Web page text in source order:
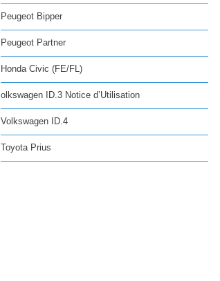
Peugeot Bipper
Peugeot Partner
Honda Civic (FE/FL)
olkswagen ID.3 Notice d’Utilisation
Volkswagen ID.4
Toyota Prius